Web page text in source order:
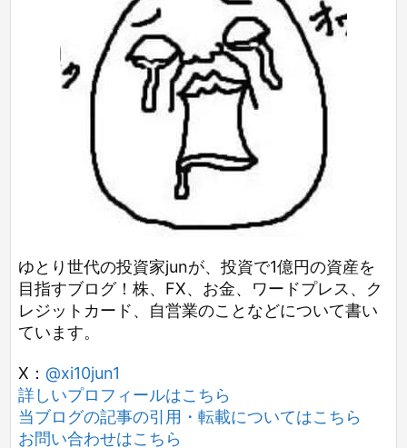
ゆとり世代の投資家junが、投資で1億円の資産を
目指すブログ！株、FX、お金、ワードプレス、ク
レジットカード、自営業のことなどについて書い
ています。
X： @xi10jun1
詳しいプロフィールはこちら
当ブログの記事の引用・転載についてはこちら
お問い合わせはこちら